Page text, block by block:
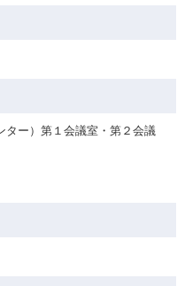
ター）第１会議室・第２会議